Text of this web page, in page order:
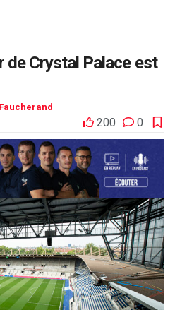
de Crystal Palace est
200 0